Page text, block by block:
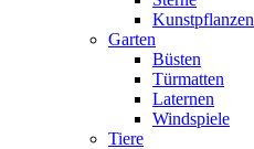
Kunstpflanzen
Garten
Büsten
Türmatten
Laternen
Windspiele
Tiere